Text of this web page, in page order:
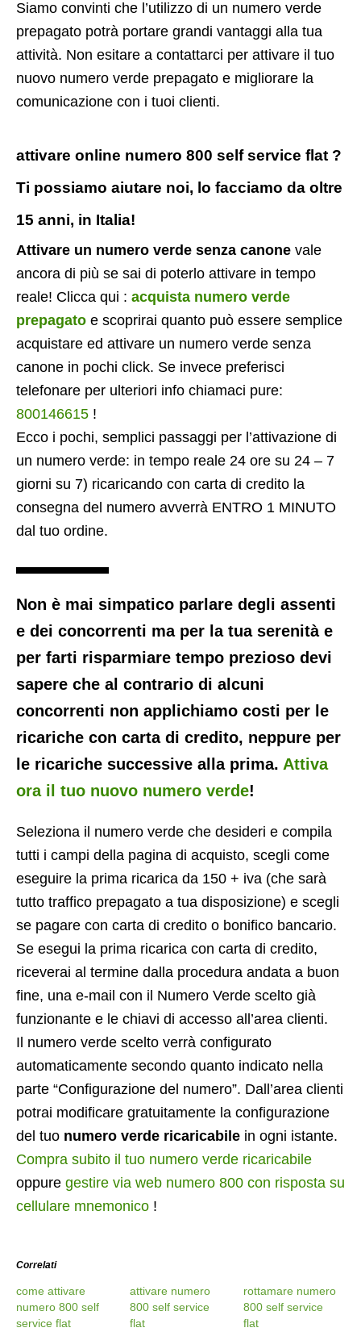
Siamo convinti che l’utilizzo di un numero verde
prepagato potrà portare grandi vantaggi alla tua
attività. Non esitare a contattarci per attivare il tuo
nuovo numero verde prepagato e migliorare la
comunicazione con i tuoi clienti.
attivare online numero 800 self service flat ?
Ti possiamo aiutare noi, lo facciamo da oltre
15 anni, in Italia!
Attivare un numero verde senza canone vale
ancora di più se sai di poterlo attivare in tempo
reale! Clicca qui : acquista numero verde
prepagato e scoprirai quanto può essere semplice
acquistare ed attivare un numero verde senza
canone in pochi click. Se invece preferisci
telefonare per ulteriori info chiamaci pure:
800146615 !
Ecco i pochi, semplici passaggi per l’attivazione di
un numero verde: in tempo reale 24 ore su 24 – 7
giorni su 7) ricaricando con carta di credito la
consegna del numero avverrà ENTRO 1 MINUTO
dal tuo ordine.
Non è mai simpatico parlare degli assenti
e dei concorrenti ma per la tua serenità e
per farti risparmiare tempo prezioso devi
sapere che al contrario di alcuni
concorrenti non applichiamo costi per le
ricariche con carta di credito, neppure per
le ricariche successive alla prima. Attiva
ora il tuo nuovo numero verde!
Seleziona il numero verde che desideri e compila
tutti i campi della pagina di acquisto, scegli come
eseguire la prima ricarica da 150 + iva (che sarà
tutto traffico prepagato a tua disposizione) e scegli
se pagare con carta di credito o bonifico bancario.
Se esegui la prima ricarica con carta di credito,
riceverai al termine dalla procedura andata a buon
fine, una e-mail con il Numero Verde scelto già
funzionante e le chiavi di accesso all’area clienti.
Il numero verde scelto verrà configurato
automaticamente secondo quanto indicato nella
parte “Configurazione del numero”. Dall’area clienti
potrai modificare gratuitamente la configurazione
del tuo numero verde ricaricabile in ogni istante.
Compra subito il tuo numero verde ricaricabile
oppure gestire via web numero 800 con risposta su
cellulare mnemonico !
Correlati
come attivare
numero 800 self
service flat
attivare numero
800 self service
flat
rottamare numero
800 self service
flat